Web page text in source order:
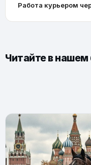
Работа курьером
Читайте в нашем